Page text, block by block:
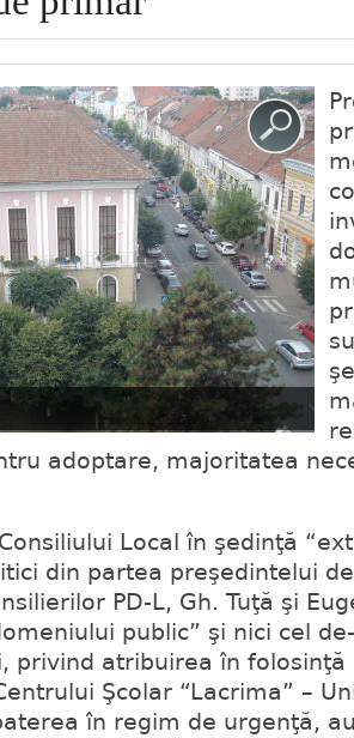
adoptare, majoritatea
Local în şedinţă
din partea preşedintelui
PD-L, Gh. Tuţă şi
public” şi nici cel
privind atribuirea în
Şcolar “Lacrima” –
în regim de urgenţă,